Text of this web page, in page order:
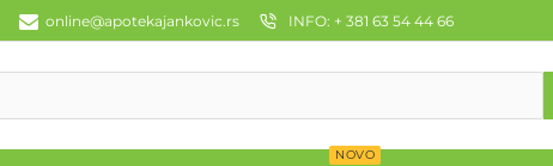
online@apotekajankovic.rs INFO: + 381 63 54 44 66
NOVO